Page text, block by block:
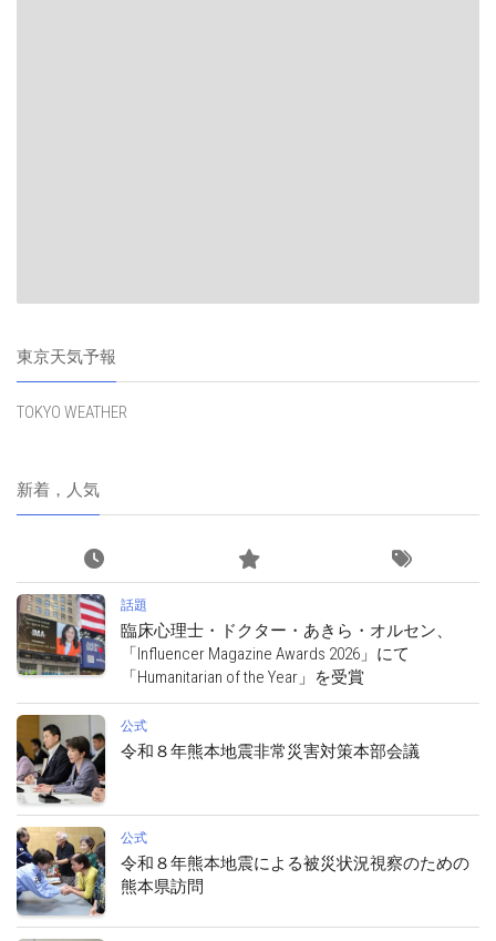
東京天気予報
TOKYO WEATHER
新着，人気
話題
臨床心理士・ドクター・あきら・オルセン、
「Influencer Magazine Awards 2026」にて
「Humanitarian of the Year」を受賞
公式
令和８年熊本地震非常災害対策本部会議
公式
令和８年熊本地震による被災状況視察のための
熊本県訪問